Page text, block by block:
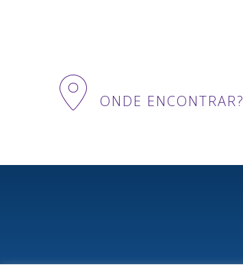
ONDE ENCONTRAR?